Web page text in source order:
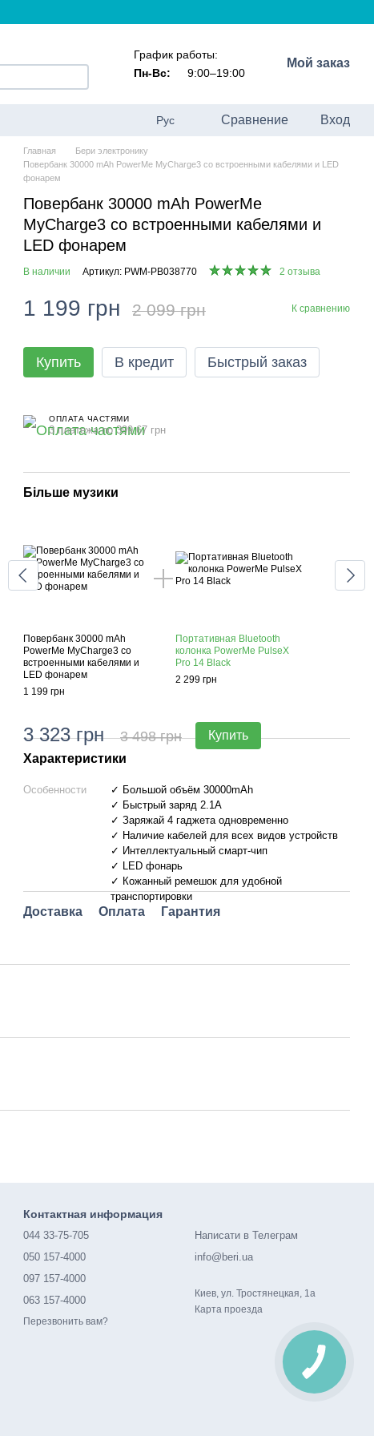
График работы:
Пн-Вс:
9:00–19:00
Мой заказ
Рус Сравнение Вход
Главная
Бери электронику
Повербанк 30000 mAh PowerMe MyCharge3 со встроенными кабелями и LED
фонарем
Повербанк 30000 mAh PowerMe
MyCharge3 со встроенными кабелями и
LED фонарем
В наличии Артикул: PWM-PB038770 2 отзыва
1 199 грн 2 099 грн К сравнению
Купить В кредит Быстрый заказ
ОПЛАТА ЧАСТЯМИ
3 платежа по 399.67 грн
Більше музики
Повербанк 30000 mAh
PowerMe MyCharge3 со
встроенными кабелями и
LED фонарем
1 199 грн
Портативная Bluetooth
колонка PowerMe PulseX
Pro 14 Black
2 299 грн
3 323 грн 3 498 грн Купить
Характеристики
Особенности
✓ Большой объём 30000mAh
✓ Быстрый заряд 2.1А
✓ Заряжай 4 гаджета одновременно
✓ Наличие кабелей для всех видов устройств
✓ Интеллектуальный смарт-чип
✓ LED фонарь
✓ Кожанный ремешок для удобной
транспортировки
Доставка Оплата Гарантия
Контактная информация
044 33-75-705
050 157-4000
097 157-4000
063 157-4000
Перезвонить вам?
Написати в Телеграм
info@beri.ua
Киев, ул. Тростянецкая, 1а
Карта проезда